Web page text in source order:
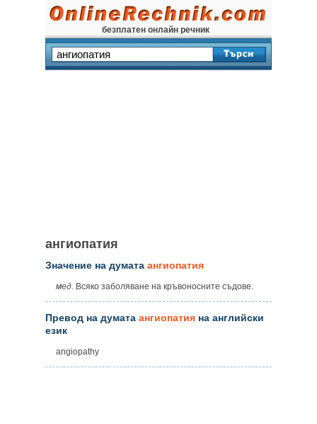
безплатен онлайн речник
ангиопатия
Значение на думата ангиопатия
мед. Всяко заболяване на кръвоносните съдове.
Превод на думата ангиопатия на английски
език
angiopathy